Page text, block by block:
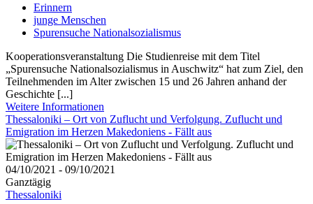
Erinnern
junge Menschen
Spurensuche Nationalsozialismus
Kooperationsveranstaltung Die Studienreise mit dem Titel
„Spurensuche Nationalsozialismus in Auschwitz“ hat zum Ziel, den
Teilnehmenden im Alter zwischen 15 und 26 Jahren anhand der
Geschichte [...]
Weitere Informationen
Thessaloniki – Ort von Zuflucht und Verfolgung. Zuflucht und
Emigration im Herzen Makedoniens - Fällt aus
04/10/2021 - 09/10/2021
Ganztägig
Thessaloniki